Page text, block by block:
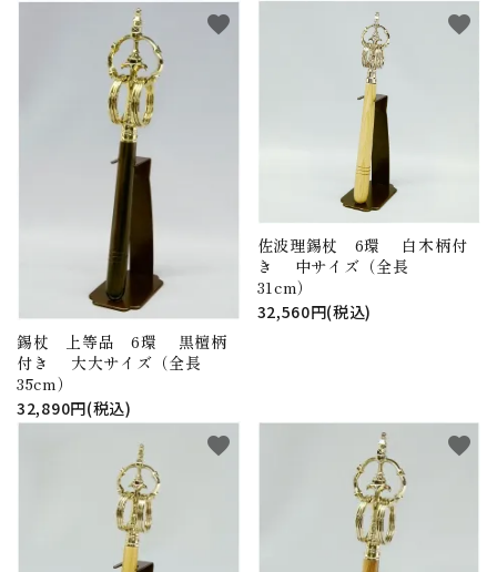
錫杖 上等品 6環 黒檀柄
付き 大大サイズ（全長
35cm）
32,890円(税込)
favorite
佐波理錫杖 6環 白木柄付
き 中サイズ（全長
31cm）
32,560円(税込)
favorite
favorite favorite